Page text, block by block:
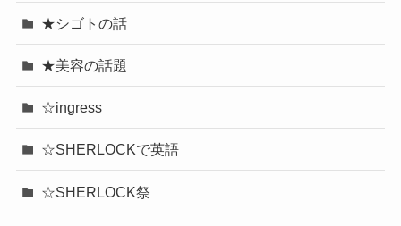
★シゴトの話
★美容の話題
☆ingress
☆SHERLOCKで英語
☆SHERLOCK祭